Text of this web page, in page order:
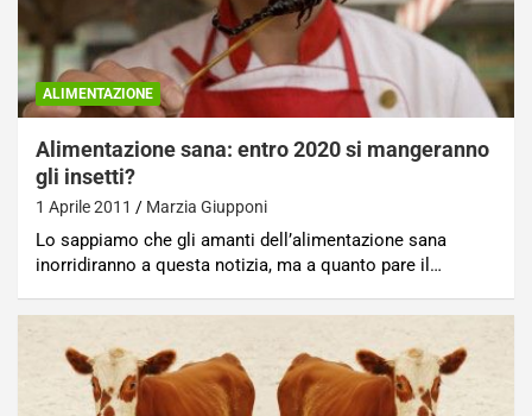
ALIMENTAZIONE
Alimentazione sana: entro 2020 si mangeranno
gli insetti?
1 Aprile 2011 Marzia Giupponi
Lo sappiamo che gli amanti dell’alimentazione sana
inorridiranno a questa notizia, ma a quanto pare il…